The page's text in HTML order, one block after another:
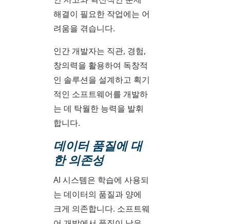
해결이 필요한 작업에는 어
려움을 겪습니다.
인간 개발자는 직관, 경험,
창의력을 활용하여 독창적
인 솔루션을 설계하고 획기
적인 소프트웨어를 개발하
는 데 탁월한 능력을 발휘
합니다.
데이터 품질에 대
한 의존성
AI 시스템은 학습에 사용되
는 데이터의 품질과 양에
크게 의존합니다. 소프트웨